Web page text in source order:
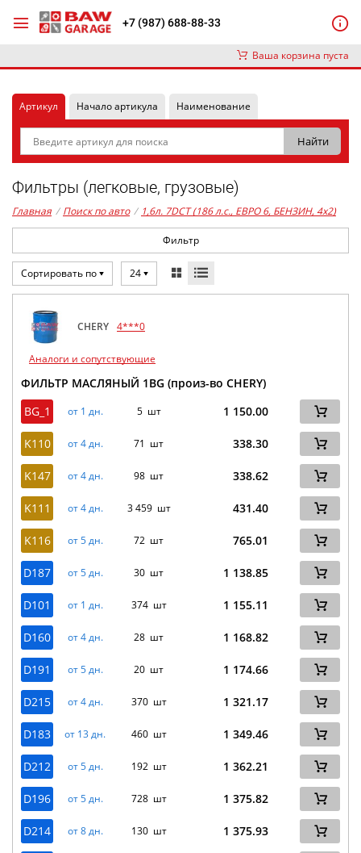
+7 (987) 688-88-33
Ваша корзина пуста
Артикул Начало артикула Наименование
Фильтры (легковые, грузовые)
Главная / Поиск по авто / 1,6л. 7DCT (186 л.с., ЕВРО 6, БЕНЗИН, 4x2)
Фильтр
Сортировать по 24
CHERY 4***0
Аналоги и сопутствующие
ФИЛЬТР МАСЛЯНЫЙ 1BG (произ-во CHERY)
BG_1
от 1 дн. 5 шт 1 150.00
K110 от 4 дн. 71 шт 338.30
K147 от 4 дн. 98 шт 338.62
K111 от 4 дн. 3 459 шт 431.40
K116 от 5 дн. 72 шт 765.01
D187 от 5 дн. 30 шт 1 138.85
D101 от 1 дн. 374 шт 1 155.11
D160 от 4 дн. 28 шт 1 168.82
D191 от 5 дн. 20 шт 1 174.66
D215 от 4 дн. 370 шт 1 321.17
D183 от 13 дн. 460 шт 1 349.46
D212 от 5 дн. 192 шт 1 362.21
D196 от 5 дн. 728 шт 1 375.82
D214 от 8 дн. 130 шт 1 375.93